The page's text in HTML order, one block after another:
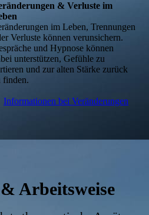
& Verluste im
im Leben, Trennungen
Verluste können verunsichern.
und Hypnose können
unterstützen, Gefühle zu
und zur alten Stärke zurück
finden.
Informationen bei Veränderungen
Arbeitsweise